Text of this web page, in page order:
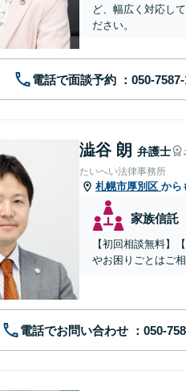
ど、幅広く対応し
ださい。
電話で面談予約
澁谷 朗 弁護士
たいへい法律事務所
札幌市厚別区 から
家族信託
【初回相談無料】
やお困りごとはご
電話でお問い合わせ